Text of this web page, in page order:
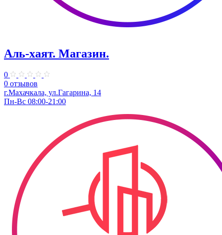
Аль-хаят. Магазин.
0
0 отзывов
г.Махачкала, ул.​Гагарина, 14
Пн-Вс 08:00-21:00